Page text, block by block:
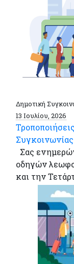
Δημοτική
13 Ιουλίου, 2026
Σας
οδηγών
και την